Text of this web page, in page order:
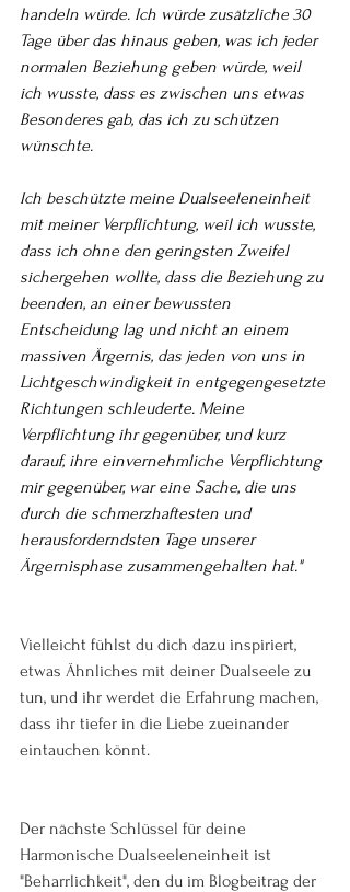
handeln würde. Ich würde zusätzliche 30
Tage über das hinaus geben, was ich jeder
normalen Beziehung geben würde, weil
ich wusste, dass es zwischen uns etwas
Besonderes gab, das ich zu schützen
wünschte.
Ich beschützte meine Dualseeleneinheit
mit meiner Verpflichtung, weil ich wusste,
dass ich ohne den geringsten Zweifel
sichergehen wollte, dass die Beziehung zu
beenden, an einer bewussten
Entscheidung lag und nicht an einem
massiven Ärgernis, das jeden von uns in
Lichtgeschwindigkeit in entgegengesetzte
Richtungen schleuderte. Meine
Verpflichtung ihr gegenüber, und kurz
darauf, ihre einvernehmliche Verpflichtung
mir gegenüber, war eine Sache, die uns
durch die schmerzhaftesten und
herausforderndsten Tage unserer
Ärgernisphase zusammengehalten hat."
Vielleicht fühlst du dich dazu inspiriert,
etwas Ähnliches mit deiner Dualseele zu
tun, und ihr werdet die Erfahrung machen,
dass ihr tiefer in die Liebe zueinander
eintauchen könnt.
Der nächste Schlüssel für deine
Harmonische Dualseeleneinheit ist
"Beharrlichkeit", den du im Blogbeitrag der